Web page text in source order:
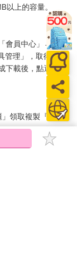
於來源的過度分
前的大樓保全或小
短十分鐘的
大概也不知道電視
路新聞就更不用說
間，每天走訪各家
登山的旅人，我們
走才不費力？這些
國際新聞，但是資
眼球的主題。當國
之一，就成了雞生
以上的容量。
會員中心」→「我
管理」，取得通行
下載後，點選任一
領取複製『兌換
能以金石堂專屬